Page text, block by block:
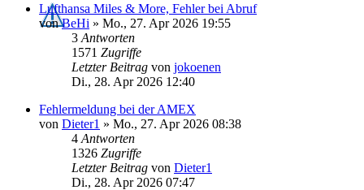
Lufthansa Miles & More, Fehler bei Abruf
vonBeHi » Mo., 27. Apr 2026 19:55
3 Antworten
1571 Zugriffe
Letzter Beitrag von jokoenen
Di., 28. Apr 2026 12:40
Fehlermeldung bei der AMEX
von Dieter1 » Mo., 27. Apr 2026 08:38
4 Antworten
1326 Zugriffe
Letzter Beitrag von Dieter1
Di., 28. Apr 2026 07:47